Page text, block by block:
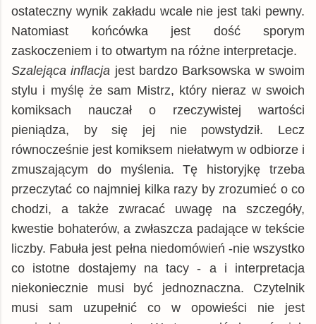
ostateczny wynik zakładu wcale nie jest taki pewny.
Natomiast końcówka jest dość sporym
zaskoczeniem i to otwartym na różne interpretacje.
Szalejąca inflacja jest bardzo Barksowska w swoim
stylu i myślę że sam Mistrz, który nieraz w swoich
komiksach nauczał o rzeczywistej wartości
pieniądza, by się jej nie powstydził. Lecz
równocześnie jest komiksem niełatwym w odbiorze i
zmuszającym do myślenia. Tę historyjkę trzeba
przeczytać co najmniej kilka razy by zrozumieć o co
chodzi, a także zwracać uwagę na szczegóły,
kwestie bohaterów, a zwłaszcza padające w tekście
liczby. Fabuła jest pełna niedomówień -nie wszystko
co istotne dostajemy na tacy - a i interpretacja
niekoniecznie musi być jednoznaczna. Czytelnik
musi sam uzupełnić co w opowieści nie jest